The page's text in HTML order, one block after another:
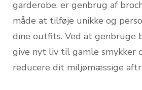
garderobe, er genbrug af
måde at tilføje unikke og
dine outfits. Ved at genbruge
give nyt liv til gamle smykker
reducere dit miljømæssige